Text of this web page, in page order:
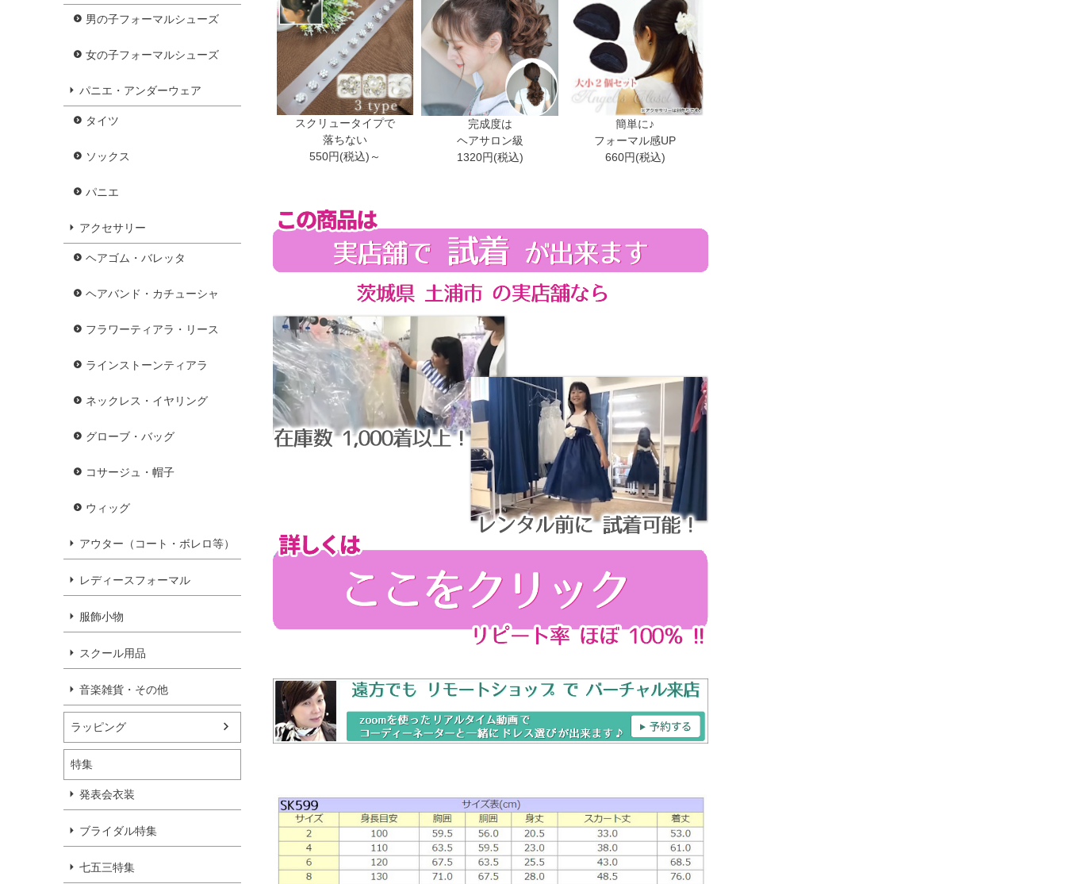
男の子フォーマルシューズ
女の子フォーマルシューズ
パニエ・アンダーウェア
タイツ
ソックス
パニエ
アクセサリー
ヘアゴム・バレッタ
ヘアバンド・カチューシャ
フラワーティアラ・リース
ラインストーンティアラ
ネックレス・イヤリング
グローブ・バッグ
コサージュ・帽子
ウィッグ
アウター（コート・ボレロ等）
レディースフォーマル
服飾小物
スクール用品
音楽雑貨・その他
ラッピング
特集
発表会衣装
ブライダル特集
七五三特集
スクリュータイプで
落ちない
550円(税込)～
完成度は
ヘアサロン級
1320円(税込)
簡単に♪
フォーマル感UP
660円(税込)